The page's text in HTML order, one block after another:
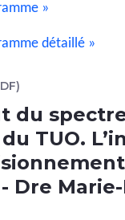
»
détaillé »
du
TUO.
Dre Marie-